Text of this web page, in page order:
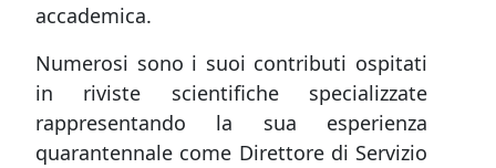
accademica.
Numerosi sono i suoi contributi ospitati
in riviste scientifiche specializzate
rappresentando la sua esperienza
quarantennale come Direttore di Servizio